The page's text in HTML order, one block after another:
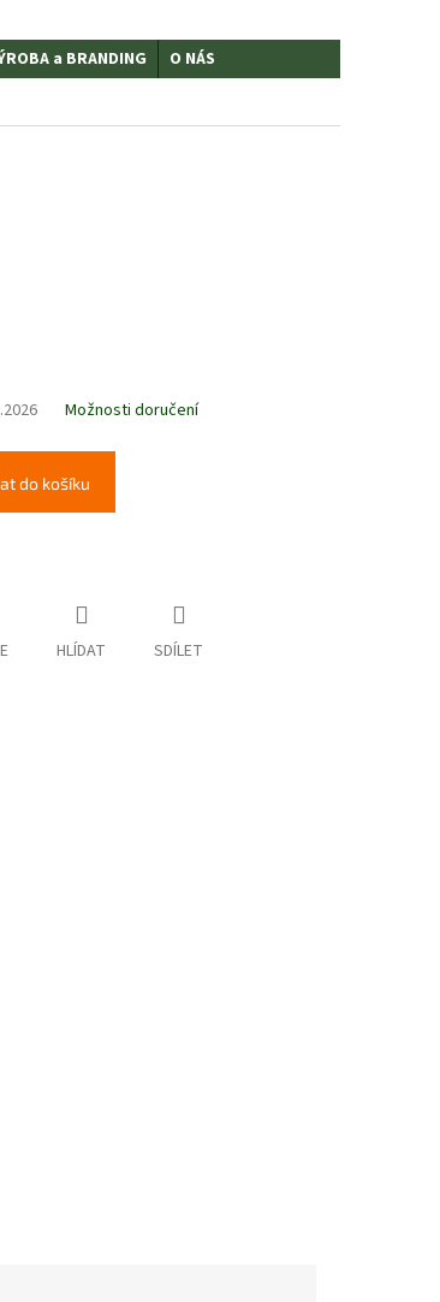
a BRANDING
O NÁS
Možnosti doručení
do košíku
HLÍDAT SDÍLET